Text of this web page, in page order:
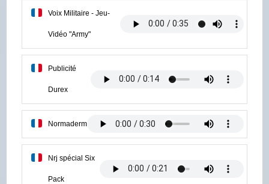
Voix Militaire - Jeu-
Vidéo "Army"
Publicité
Durex
Normaderm
Nrj spécial Six
Pack